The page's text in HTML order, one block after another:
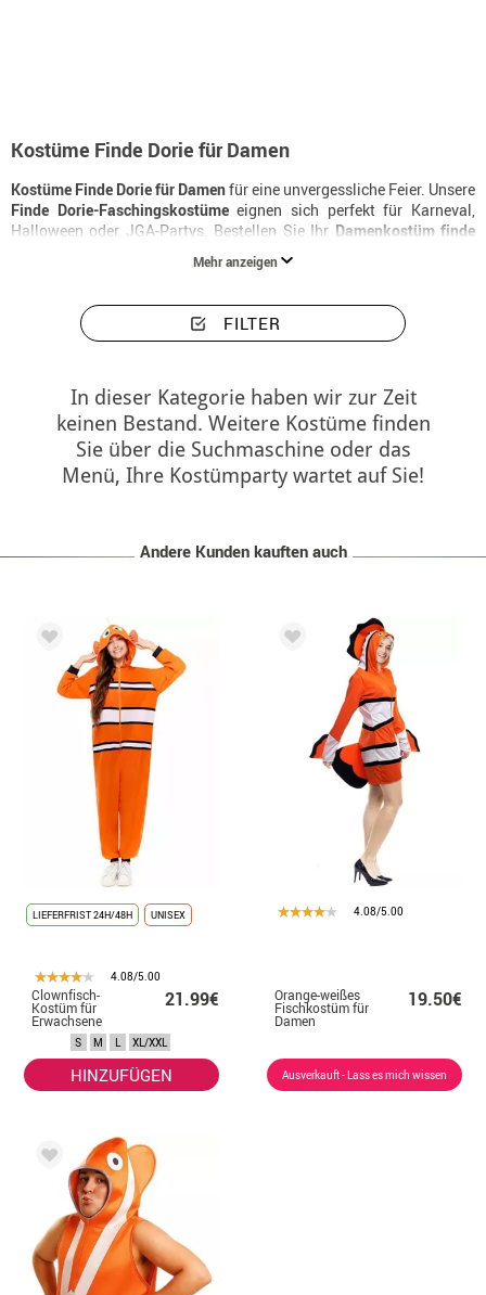
Kostüme Finde Dorie für Damen
Kostüme Finde Dorie für Damenfür eine unvergessliche Feier. Unsere
Finde Dorie-Faschingskostümeeignen sich perfekt für Karneval,
Halloween oder JGA-Partys. Bestellen Sie Ihr Damenkostüm finde
jetzt und erhalten Sie es in 24 Stunden.
Mehr anzeigen
FILTER
In dieser Kategorie haben wir zur Zeit
keinen Bestand. Weitere Kostüme finden
Sie über die Suchmaschine oder das
Menü, Ihre Kostümparty wartet auf Sie!
Andere Kunden kauften auch
LIEFERFRIST 24H/48H UNISEX
4.08/5.00
Clownfisch-
Kostüm für
Erwachsene
21.99€
S M L XL/XXL
HINZUFÜGEN
4.08/5.00
Orange-weißes
Fischkostüm für
Damen
19.50€
Ausverkauft - Lass es mich wissen